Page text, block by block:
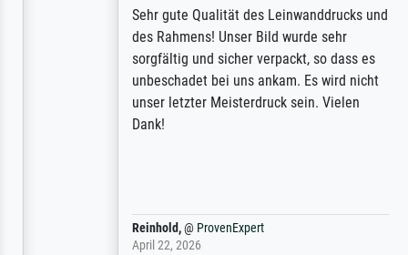
Sehr gute Qualität des Leinwanddrucks und
des Rahmens! Unser Bild wurde sehr
sorgfältig und sicher verpackt, so dass es
unbeschadet bei uns ankam. Es wird nicht
unser letzter Meisterdruck sein. Vielen
@ProvenExpert
April 22, 2026